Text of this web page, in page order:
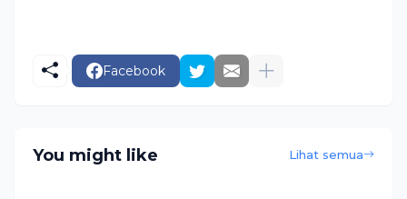
Facebook
You might like Lihat semua